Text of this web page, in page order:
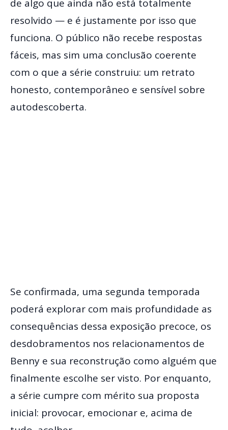
de algo que ainda não está totalmente
resolvido — e é justamente por isso que
funciona. O público não recebe respostas
fáceis, mas sim uma conclusão coerente
com o que a série construiu: um retrato
honesto, contemporâneo e sensível sobre
autodescoberta.
Se confirmada, uma segunda temporada
poderá explorar com mais profundidade as
consequências dessa exposição precoce, os
desdobramentos nos relacionamentos de
Benny e sua reconstrução como alguém que
finalmente escolhe ser visto. Por enquanto,
a série cumpre com mérito sua proposta
inicial: provocar, emocionar e, acima de